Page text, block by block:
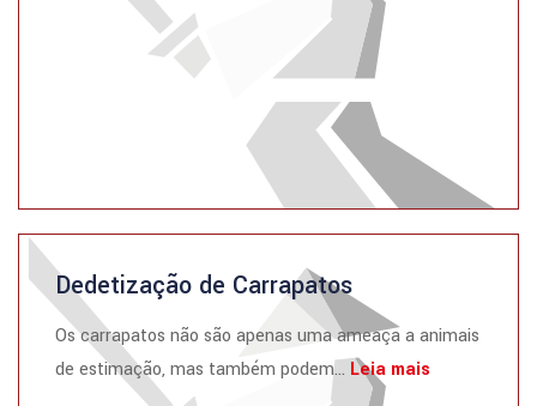
Dedetização de Carrapatos
Os carrapatos não são apenas uma ameaça a animais
de estimação, mas também podem... Leia mais